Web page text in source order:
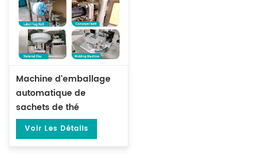
Machine d'emballage
automatique de
sachets de thé
triangulaires pour
sachets de thé
Voir Les Détails